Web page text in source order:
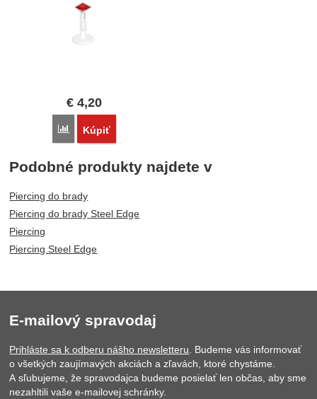
€ 4,20
Porovnať
Kúpiť
Podobné produkty najdete v
Piercing do brady
Piercing do brady Steel Edge
Piercing
Piercing Steel Edge
E-mailový spravodaj
Prihláste sa k odberu nášho newsletteru. Budeme vás informovať
o všetkých zaujímavých akciách a zľavách, ktoré chystáme.
A sľubujeme, že spravodajca budeme posielať len občas, aby sme
nezahltili vaše e-mailovej schránky.